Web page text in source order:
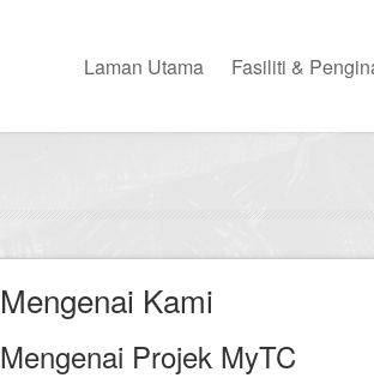
Laman Utama Fasiliti &
Mengenai Kami
Mengenai Projek MyTC